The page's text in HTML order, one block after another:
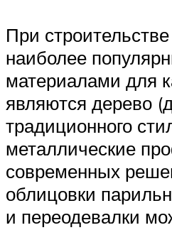
При
наиболее
материалами для
являются дерево
традиционного
металлические
современных
облицовки
и переодевалки